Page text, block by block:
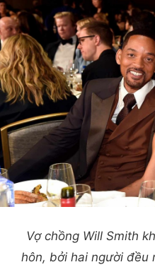
Vợ chồng Will Smith
hôn, bởi hai người đều